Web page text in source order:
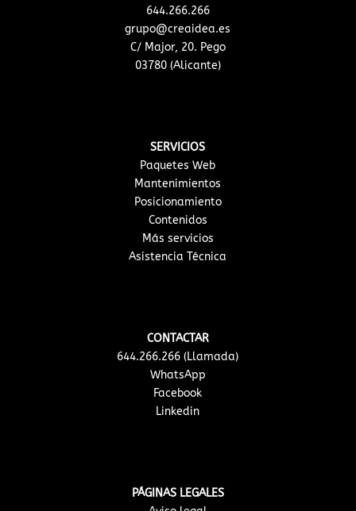
644.266.266
grupo@creaidea.es
C/ Major, 20. Pego
03780 (Alicante)
SERVICIOS
Paquetes Web
Mantenimientos
Posicionamiento
Contenidos
Más servicios
Asistencia Técnica
CONTACTAR
644.266.266 (Llamada)
WhatsApp
Facebook
Linkedin
PÁGINAS LEGALES